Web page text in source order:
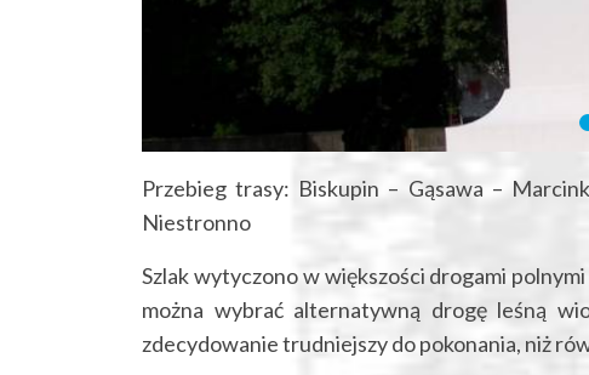
Przebieg trasy: Biskupin – Gąsawa –
Niestronno
Szlak wytyczono w większości drogami
można wybrać alternatywną drogę leśną
zdecydowanie trudniejszy do pokonania, niż